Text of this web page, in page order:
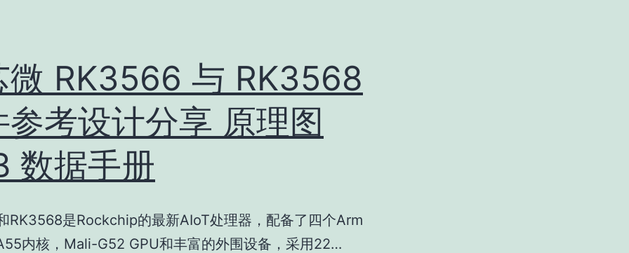
微 RK3566 与 RK3568
参考设计分享 原理图
数据手册
RK3568是Rockchip的最新AIoT处理器，配备了四个Arm
内核，Mali-G52 GPU和丰富的外围设备，采用22…